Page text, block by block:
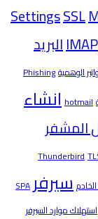
SettingsSSL
IMAPالبريد
الوهميةPhishing
hotmailانشاء
المشفر
Thunderbird
سيرفرSPA
استهلاك موارد السيرفر